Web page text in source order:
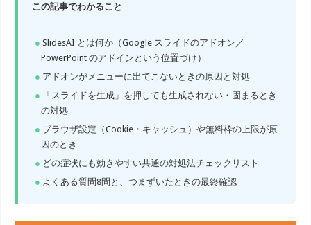
この記事でわかること
SlidesAI とは何か（Google スライドのアドオン／
PowerPoint のアドインという位置づけ）
アドオンがメニューに出てこないときの原因と対処
「スライドを生成」を押しても生成されない・固まるとき
の対処
ブラウザ設定（Cookie・キャッシュ）や無料枠の上限が原
因のとき
どの症状にも効きやすい共通の対処法チェックリスト
よくある質問8問と、つまずいたときの最終確認